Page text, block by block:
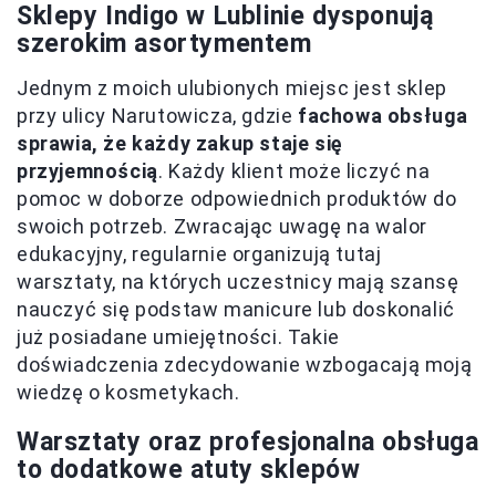
Sklepy Indigo w Lublinie dysponują
szerokim asortymentem
Jednym z moich ulubionych miejsc jest sklep
przy ulicy Narutowicza, gdzie fachowa obsługa
sprawia, że każdy zakup staje się
przyjemnością. Każdy klient może liczyć na
pomoc w doborze odpowiednich produktów do
swoich potrzeb. Zwracając uwagę na walor
edukacyjny, regularnie organizują tutaj
warsztaty, na których uczestnicy mają szansę
nauczyć się podstaw manicure lub doskonalić
już posiadane umiejętności. Takie
doświadczenia zdecydowanie wzbogacają moją
wiedzę o kosmetykach.
Warsztaty oraz profesjonalna obsługa
to dodatkowe atuty sklepów